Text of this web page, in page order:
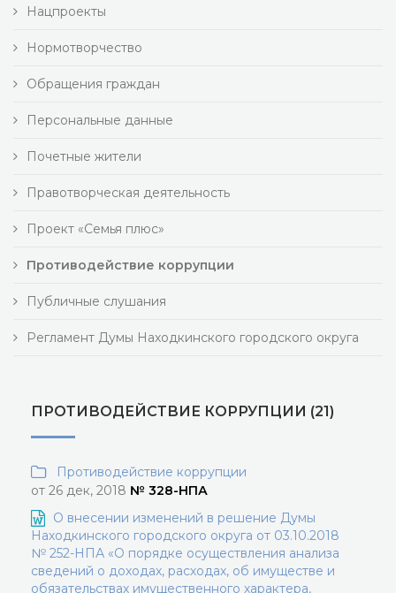
Нацпроекты
Нормотворчество
Обращения граждан
Персональные данные
Почетные жители
Правотворческая деятельность
Проект «Семья плюс»
Противодействие коррупции
Публичные слушания
Регламент Думы Находкинского городского округа
ПРОТИВОДЕЙСТВИЕ КОРРУПЦИИ (21)
Противодействие коррупции
от 26 дек, 2018 № 328-НПА
О внесении изменений в решение Думы
Находкинского городского округа от 03.10.2018
№ 252-НПА «О порядке осуществления анализа
сведений о доходах, расходах, об имуществе и
обязательствах имущественного характера,